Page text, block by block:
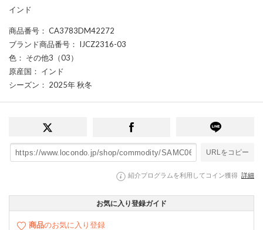
インド
商品番号 ： CA3783DM42272
ブランド商品番号 ： IJCZ2316-03
色 ： その他3（03）
原産国 ： インド
シーズン ： 2025年 秋冬
URLをコピー
紹介プログラムを利用してコイン獲得 詳細
お気に入り登録ガイド
商品のお気に入り登録